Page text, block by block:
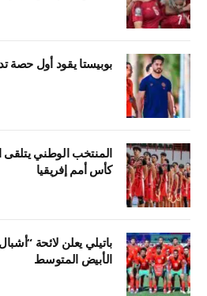
بوبيستا يقود أول حصة
المنتخب الوطني يتلقى
كأس أمم إفريقيا
باتيلي يعلن لائحة
الأبيض المتوسط